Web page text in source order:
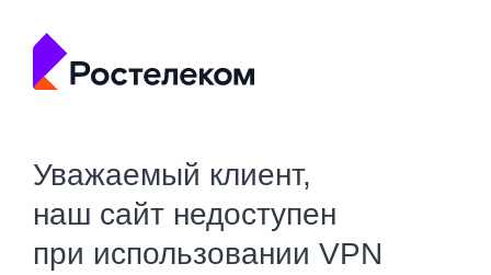
Уважаемый клиент,
наш сайт недоступен
при использовании VPN